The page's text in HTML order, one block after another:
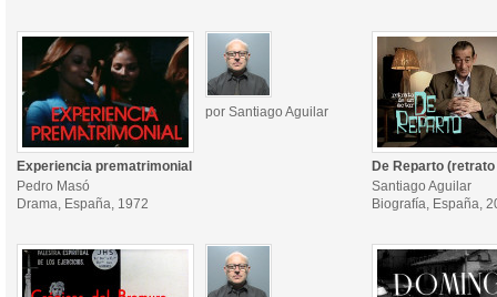
por Santiago Aguilar
Experiencia prematrimonial
Pedro Masó
Drama, España, 1972
De Reparto
Santiago Aguilar
Biografía, España,